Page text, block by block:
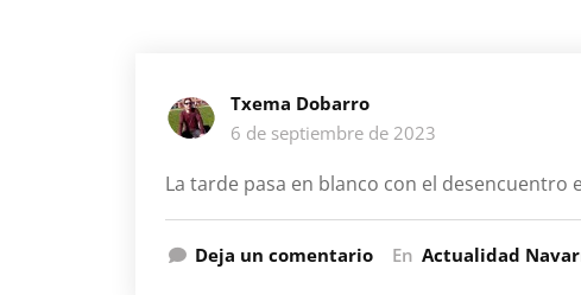
Txema Dobarro
6 de septiembre de 2023
La tarde pasa en blanco con el desencuentro
Deja un comentario En Actualidad